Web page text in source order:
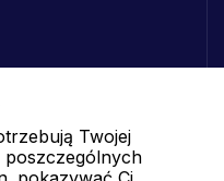
Więcej informacji|
Twojej